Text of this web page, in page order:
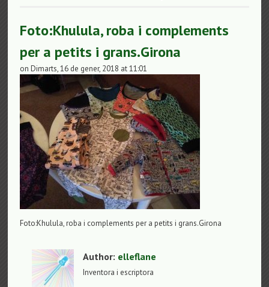
Foto:Khulula, roba i complements
per a petits i grans.Girona
on Dimarts, 16 de gener, 2018 at 11:01
Foto:Khulula, roba i complements per a petits i grans.Girona
Author: elleflane
Inventora i escriptora